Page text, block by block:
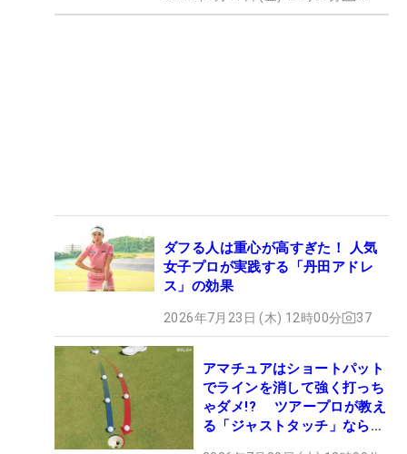
ダフる人は重心が高すぎた！ 人気
女子プロが実践する「丹田アドレ
ス」の効果
2026年7月23日 (木) 12時00分 37
アマチュアはショートパット
でラインを消して強く打っち
ゃダメ!? ツアープロが教え
る「ジャストタッチ」なら3